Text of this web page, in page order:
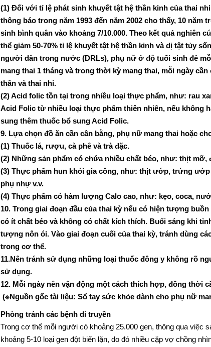
(1) Đối với tỉ lệ phát sinh khuyết tật hệ thần kinh của thai
thông báo trong năm 1993 đến năm 2002 cho thấy, 10
sinh bình quân vào khoảng 7/10.000. Theo kết quả nghiên
thể giảm 50-70% tỉ lệ khuyết tật hệ thần kinh và dị tật tủy
người dân trong nước (DRLs), phụ nữ ở độ tuổi sinh đẻ
mang thai 1 tháng và trong thời kỳ mang thai, mỗi ngày
thân và thai nhi.
(2) Acid folic tồn tại trong nhiều loại thực phẩm, như: rau
Acid Folic từ nhiều loại thực phẩm thiên nhiên, nếu không
sung thêm thuốc bổ sung Acid Folic.
9. Lựa chọn đồ ăn cần cân bằng, phụ nữ mang thai hoặc
(1) Thuốc lá, rượu, cà phê và trà đặc.
(2) Những sản phẩm có chứa nhiều chất béo, như: thịt mỡ,
(3) Thực phẩm hun khói gia công, như: thịt ướp, trứng ướp
phụ nhự v.v.
(4) Thực phẩm có hàm lượng Calo cao, như: kẹo, coca,
10. Trong giai đoạn đầu của thai kỳ nếu có hiện tượng
có ít chất béo và không có chất kích thích. Buổi sáng khi
tượng nôn ói. Vào giai đoạn cuối của thai kỳ, tránh dùng
trong cơ thể.
11.Nên tránh sử dụng những loại thuốc đông y không rõ
sử dụng.
12. Mỗi ngày nên vận động một cách thích hợp, đồng thời
(※Nguồn gốc tài liệu: Sổ tay sức khỏe dành cho phụ nữ
Phòng tránh các bệnh di truyền
Trong cơ thể mỗi người có khoảng 25.000 gen, thông qua việc
khoảng 5-10 loại gen đột biến lặn, do đó nhiều cặp vợ chồng